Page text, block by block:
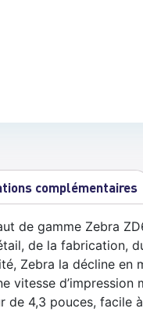
complémentaires
de gamme Zebra
de la fabrication,
Zebra la décline
vitesse
de 4,3 pouces,